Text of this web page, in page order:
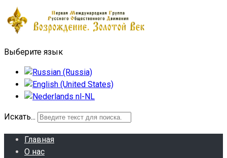
Выберите язык
Искать...
Главная
О нас